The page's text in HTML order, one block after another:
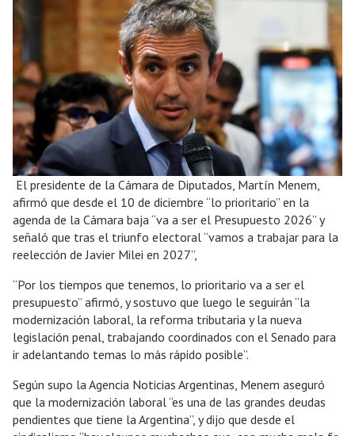
El presidente de la Cámara de Diputados, Martín Menem,
afirmó que desde el 10 de diciembre “lo prioritario” en la
agenda de la Cámara baja “va a ser el Presupuesto 2026” y
señaló que tras el triunfo electoral “vamos a trabajar para la
reelección de Javier Milei en 2027”,
“Por los tiempos que tenemos, lo prioritario va a ser el
presupuesto” afirmó, y sostuvo que luego le seguirán “la
modernización laboral, la reforma tributaria y la nueva
legislación penal, trabajando coordinados con el Senado para
ir adelantando temas lo más rápido posible”.
Según supo la Agencia Noticias Argentinas, Menem aseguró
que la modernización laboral “es una de las grandes deudas
pendientes que tiene la Argentina”, y dijo que desde el